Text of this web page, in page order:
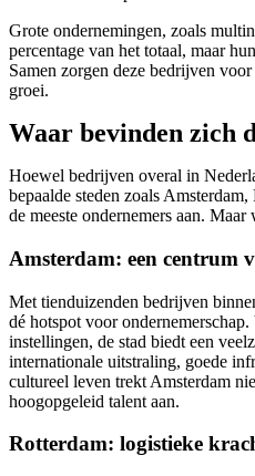
Grote ondernemingen, zoals
percentage van het totaal, maar
Samen zorgen deze bedrijven
groei.
Waar bevinden zich
Hoewel bedrijven overal in
bepaalde steden zoals
de meeste ondernemers aan. Maar
Amsterdam: een centrum
Met tienduizenden bedrijven
dé hotspot voor
instellingen, de stad biedt een
internationale uitstraling, goede
cultureel leven trekt Amsterdam
hoogopgeleid talent aan.
Rotterdam: logistieke